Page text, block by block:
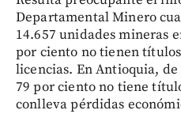
Departamental Minero
14.657 unidades mineras
por ciento no tienen
licencias. En Antioquia, de
79 por ciento no tiene
conlleva pérdidas